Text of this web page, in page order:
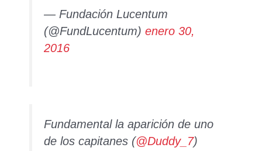
— Fundación Lucentum
(@FundLucentum) enero 30,
2016
Fundamental la aparición de uno
de los capitanes (@Duddy_7)